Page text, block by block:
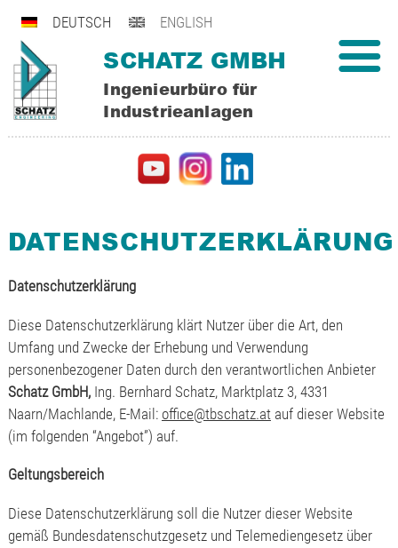
DEUTSCH ENGLISH
SCHATZ GMBH
Ingenieurbüro für
Industrieanlagen
DATENSCHUTZERKLÄRUNG
Datenschutzerklärung
Diese Datenschutzerklärung klärt Nutzer über die Art, den
Umfang und Zwecke der Erhebung und Verwendung
personenbezogener Daten durch den verantwortlichen Anbieter
Schatz GmbH, Ing. Bernhard Schatz, Marktplatz 3, 4331
Naarn/Machlande, E-Mail: office@tbschatz.atauf dieser Website
(im folgenden “Angebot”) auf.
Geltungsbereich
Diese Datenschutzerklärung soll die Nutzer dieser Website
gemäß Bundesdatenschutzgesetz und Telemediengesetz über